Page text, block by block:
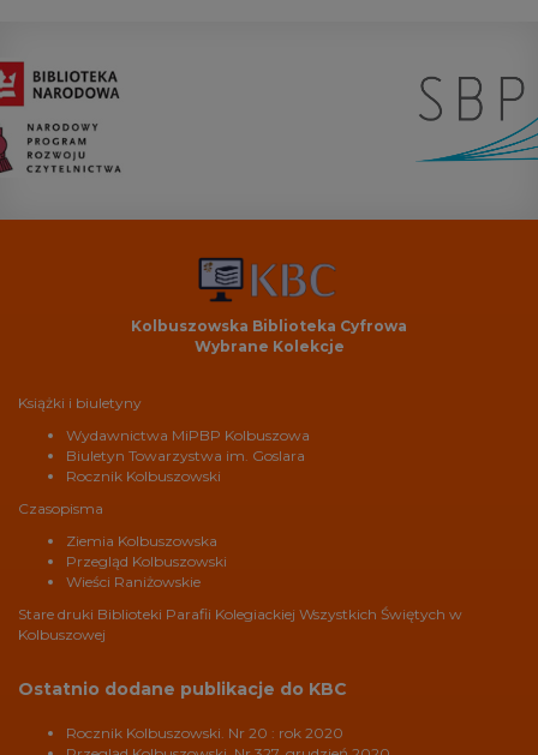
Kolbuszowska Biblioteka Cyfrowa
Wybrane Kolekcje
Książki i biuletyny
Wydawnictwa MiPBP Kolbuszowa
Biuletyn Towarzystwa im. Goslara
Rocznik Kolbuszowski
Czasopisma
Ziemia Kolbuszowska
Przegląd Kolbuszowski
Wieści Raniżowskie
Stare druki Biblioteki Parafii Kolegiackiej Wszystkich Świętych w
Kolbuszowej
Ostatnio dodane publikacje do KBC
Rocznik Kolbuszowski. Nr 20 : rok 2020